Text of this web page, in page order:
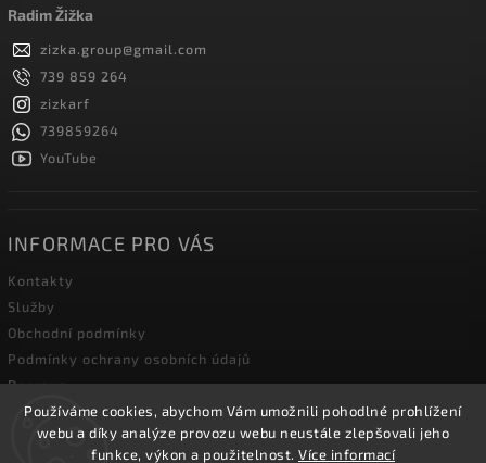
Používáme cookies, abychom Vám umožnili pohodlné prohlížení
webu a díky analýze provozu webu neustále zlepšovali jeho
funkce, výkon a použitelnost. Více informací
Radim Žižka
zizka.group@gmail.com
739 859 264
zizkarf
739859264
YouTube
INFORMACE PRO VÁS
Kontakty
Služby
Obchodní podmínky
Podmínky ochrany osobních údajů
Doprava
Blog zahradní techniky